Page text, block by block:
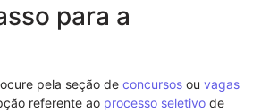
para a
pela seção de concursos ou vagas
referente ao processo seletivo de